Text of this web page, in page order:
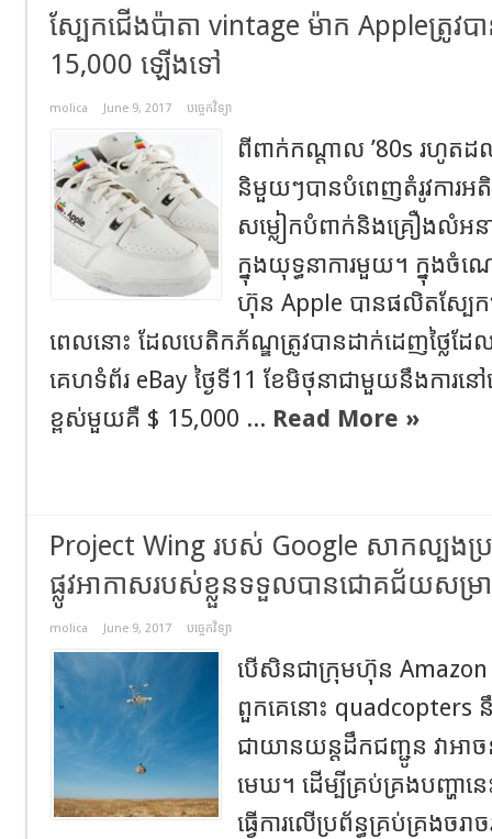
ស្បែកជើងប៉ាតា vintage ម៉ាក Appleត្រូវប
15,000 ឡើងទៅ
molica June 9, 2017 បច្ចេកវិទ្យា
ពីពាក់កណ្តាល ’80s រហូតដ
និមួយៗបានបំពេញតំរូវការ
សម្លៀកបំពាក់និងគ្រឿងលំអ
ក្នុងយុទ្ធនាការមួយ។ ក្នុង
ហ៊ុន Apple បានផលិតស្បែ
ពេលនោះ ដែលបេតិកភ័ណ្ឌត្រូវបានដាក់ដេញថ្លៃដែ
គេហទំព័រ eBay ថ្ងៃទី11 ខែមិថុនាជាមួយនឹងការនៅល
ខ្ពស់មួយគឺ $ 15,000 ... Read More »
Project Wing របស់ Google សាកល្បងប្
ផ្លូវអាកាសរបស់ខ្លួនទទួលបានជោគជ័យសម្រ
molica June 9, 2017 បច្ចេកវិទ្យា
បើសិនជាក្រុមហ៊ុន
ពួកគេនោះ quadcopters នឹ
ជាយានយន្តដឹកជញ្ជូន វាអា
មេឃ។ ដើម្បីគ្រប់គ្រងបញ្ហា
ធ្វើការលើប្រព័ន្ធគ្រប់គ្រងចរ